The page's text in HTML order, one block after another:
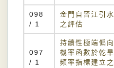
098
/ 1
金門自晉江引水
之評估
097
/ 1
持續性極端偏向
機率函數於乾旱
頻率指標建立之